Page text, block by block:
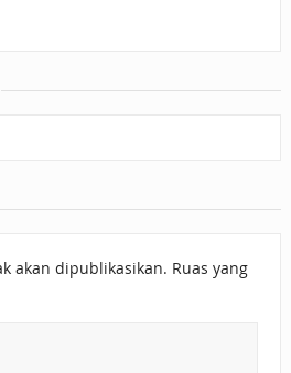
akan dipublikasikan. Ruas yang